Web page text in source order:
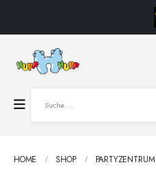
HOME SHOP PARTYZENTRUM